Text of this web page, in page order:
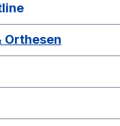
Orthesen